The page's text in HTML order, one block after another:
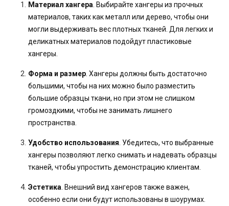
Материал хангера . Выбирайте хангеры из прочных
материалов, таких как металл или дерево, чтобы они
могли выдерживать вес плотных тканей. Для легких и
деликатных материалов подойдут пластиковые
хангеры.
Форма и размер . Хангеры должны быть достаточно
большими, чтобы на них можно было разместить
большие образцы ткани, но при этом не слишком
громоздкими, чтобы не занимать лишнего
пространства.
Удобство использования . Убедитесь, что выбранные
хангеры позволяют легко снимать и надевать образцы
тканей, чтобы упростить демонстрацию клиентам.
Эстетика . Внешний вид хангеров также важен,
особенно если они будут использованы в шоурумах.